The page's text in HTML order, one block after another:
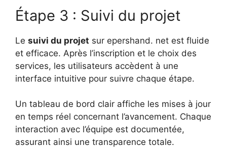
Étape 3 : Suivi du projet
Le suivi du projet sur epershand. net est fluide
et efficace. Après l’inscription et le choix des
services, les utilisateurs accèdent à une
interface intuitive pour suivre chaque étape.
Un tableau de bord clair affiche les mises à jour
en temps réel concernant l’avancement. Chaque
interaction avec l’équipe est documentée,
assurant ainsi une transparence totale.